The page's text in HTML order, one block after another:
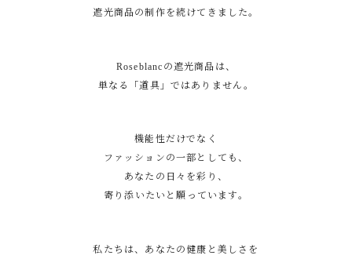
遮光商品の制作を続けてきました。
Roseblancの遮光商品は、
単なる「道具」ではありません。
機能性だけでなく
ファッションの一部としても、
あなたの日々を彩り、
寄り添いたいと願っています。
私たちは、あなたの健康と美しさを